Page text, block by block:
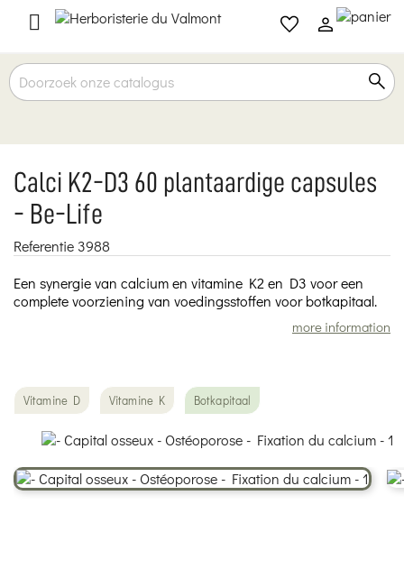

Calci K2-D3 60 plantaardige capsules
- Be-Life
Referentie 3988
Een synergie van calcium en vitamine K2 en D3 voor een
complete voorziening van voedingsstoffen voor botkapitaal.
more information
Vitamine D Vitamine K Botkapitaal